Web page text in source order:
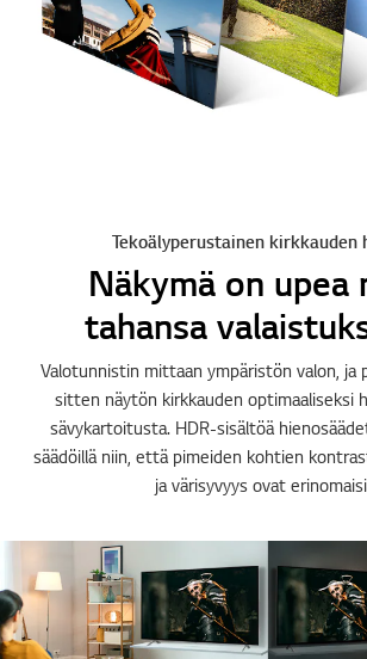
Tekoälyperustainen kirkkauden
Näkymä on upea
tahansa
Valotunnistin mittaan ympäristön valon, ja
sitten näytön kirkkauden optimaaliseksi
sävykartoitusta. HDR-sisältöä
säädöillä niin, että pimeiden kohtien
ja värisyvyys ovat